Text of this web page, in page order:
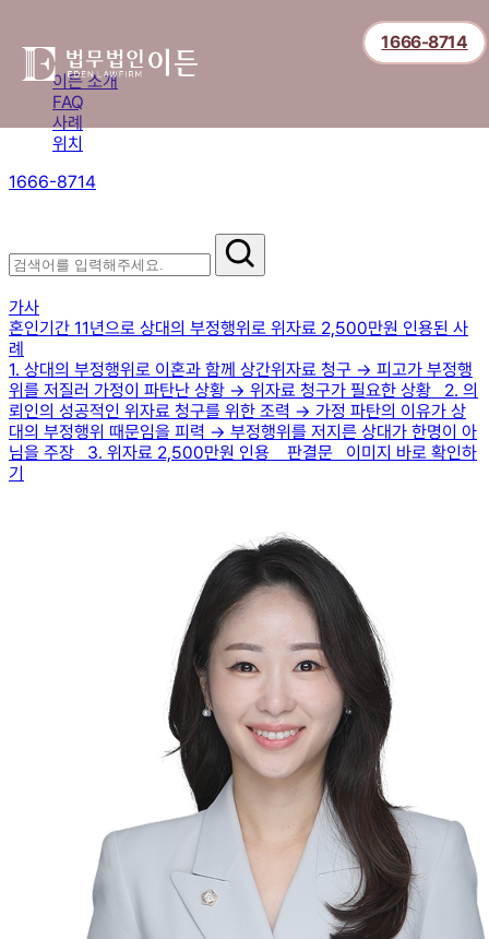
이든 소개
FAQ
사례
위치
1666-8714
1666-8714
가사
혼인기간 11년으로 상대의 부정행위로 위자료 2,500만원 인용된 사
례
1. 상대의 부정행위로 이혼과 함께 상간위자료 청구 → 피고가 부정행
위를 저질러 가정이 파탄난 상황 → 위자료 청구가 필요한 상황 2. 의
뢰인의 성공적인 위자료 청구를 위한 조력 → 가정 파탄의 이유가 상
대의 부정행위 때문임을 피력 → 부정행위를 저지른 상대가 한명이 아
님을 주장 3. 위자료 2,500만원 인용 판결문 이미지 바로 확인하
기